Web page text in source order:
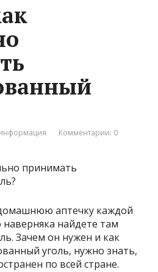
Комментарии: 0
аптечку каждой
наверняка найдете там
Зачем он нужен и как
уголь, нужно знать,
по всей стране.